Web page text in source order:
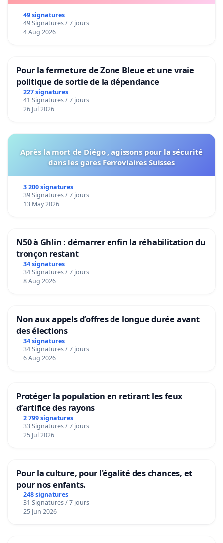
49 signatures
49 Signatures / 7 jours
4 Aug 2026
Pour la fermeture de Zone Bleue et une vraie
politique de sortie de la dépendance
227 signatures
41 Signatures / 7 jours
26 Jul 2026
Après la mort de Diégo , agissons pour la sécurité
dans les gares Ferroviaires Suisses
3 200 signatures
39 Signatures / 7 jours
13 May 2026
N50 à Ghlin : démarrer enfin la réhabilitation du
tronçon restant
34 signatures
34 Signatures / 7 jours
8 Aug 2026
Non aux appels d’offres de longue durée avant
des élections
34 signatures
34 Signatures / 7 jours
6 Aug 2026
Protéger la population en retirant les feux
d’artifice des rayons
2 799 signatures
33 Signatures / 7 jours
25 Jul 2026
Pour la culture, pour l'égalité des chances, et
pour nos enfants.
248 signatures
31 Signatures / 7 jours
25 Jun 2026